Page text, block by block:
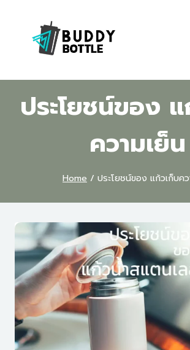
content
ประโยชน์ของ
ความเย็น
Home / ประโยชน์ของ แก้วเก็บคว